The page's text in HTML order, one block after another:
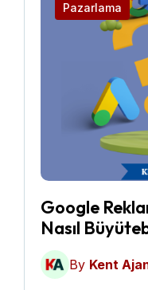
Pazarlama
Google
Nasıl
By Kent